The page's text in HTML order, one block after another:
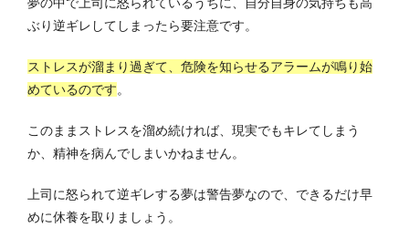
ぶり逆ギレしてしまったら要注意です。
ストレスが溜まり過ぎて、危険を知らせるアラームが鳴り始
めているのです。
このままストレスを溜め続ければ、現実でもキレてしまう
か、精神を病んでしまいかねません。
上司に怒られて逆ギレする夢は警告夢なので、できるだけ早
めに休養を取りましょう。